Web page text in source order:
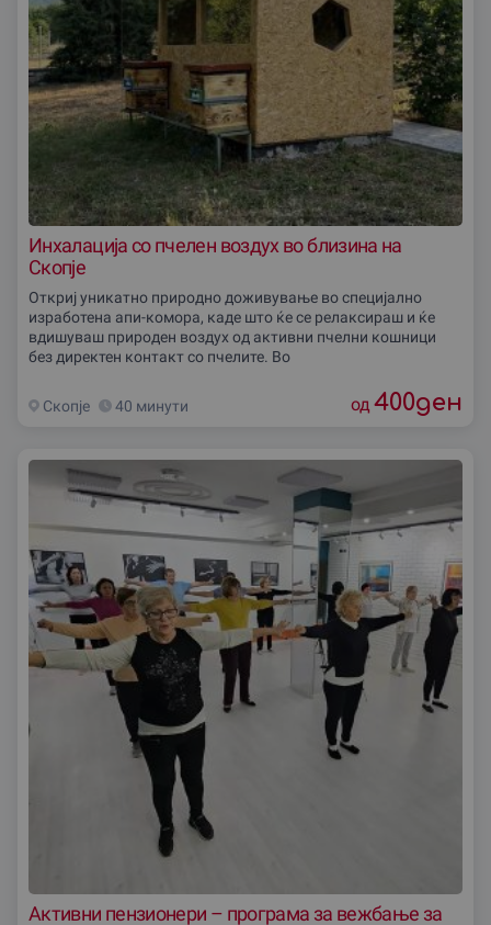
Инхалација со пчелен воздух во близина на
Скопје
Откриј уникатно природно доживување во специјално
изработена апи-комора, каде што ќе се релаксираш и ќе
вдишуваш природен воздух од активни пчелни кошници
без директен контакт со пчелите. Во
Скопjе 40 минути од 400ден
Активни пензионери – програма за вежбање за